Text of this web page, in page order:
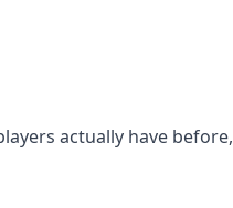
actually have before,